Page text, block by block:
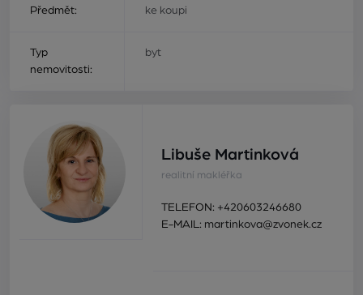
Předmět: ke koupi
Typ
nemovitosti:
byt
Libuše Martinková
realitní makléřka
TELEFON: +420603246680
E-MAIL: martinkova@zvonek.cz